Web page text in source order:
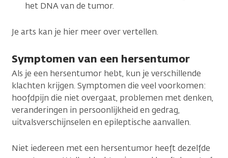
het DNA van de tumor.
Je arts kan je hier meer over vertellen.
Symptomen van een hersentumor
Als je een hersentumor hebt, kun je verschillende
klachten krijgen. Symptomen die veel voorkomen:
hoofdpijn die niet overgaat, problemen met denken,
veranderingen in persoonlijkheid en gedrag,
uitvalsverschijnselen en epileptische aanvallen.
Niet iedereen met een hersentumor heeft dezelfde